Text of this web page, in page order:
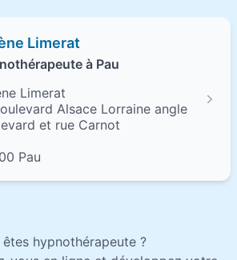
Limerat
à Pau
Limerat
Alsace Lorraine angle
et rue Carnot
Pau
êtes hypnothérapeute ?